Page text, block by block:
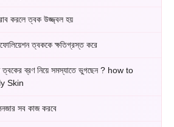
করলে ত্বক উজ্জ্বল হয়
ত্বককে ক্ষতিগ্রস্ত করে
ব্রণ নিয়ে সমস্যাতে ভুগছেন ? how to
Skin
সব কাজ করবে